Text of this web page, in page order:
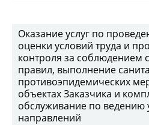
Оказание услуг по
оценки условий труда и
контроля за соблюдением
правил, выполнение
противоэпидемических
объектах Заказчика и
обслуживание по ведению
направлений